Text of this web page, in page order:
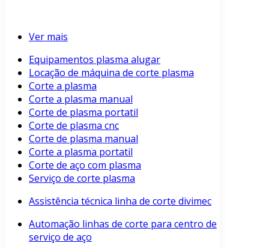
Ver mais
Equipamentos plasma alugar
Locação de máquina de corte plasma
Corte a plasma
Corte a plasma manual
Corte de plasma portatil
Corte de plasma cnc
Corte de plasma manual
Corte a plasma portatil
Corte de aço com plasma
Serviço de corte plasma
Assistência técnica linha de corte divimec
Automação linhas de corte para centro de
serviço de aço